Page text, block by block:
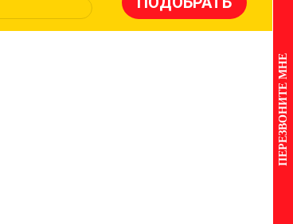
ПЕРЕЗВОНИТЕ МНЕ